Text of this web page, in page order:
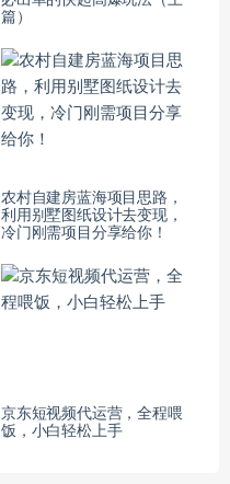
篇）
农村自建房蓝海项目思路，
利用别墅图纸设计去变现，
冷门刚需项目分享给你！
京东短视频代运营，全程喂
饭，小白轻松上手